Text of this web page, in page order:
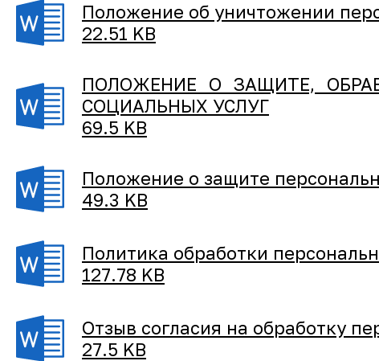
Положение об уничтожении
22.51 KB
ПОЛОЖЕНИЕ О ЗАЩИТЕ,
СОЦИАЛЬНЫХ УСЛУГ
69.5 KB
Положение о защите
49.3 KB
Политика обработки
127.78 KB
Отзыв согласия на обработку
27.5 KB